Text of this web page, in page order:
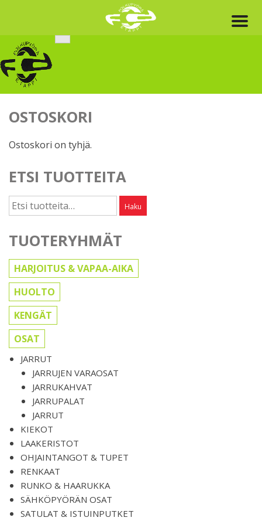
content
OSTOSKORI
Ostoskori on tyhjä.
ETSI TUOTTEITA
Etsi: Haku
TUOTERYHMÄT
HARJOITUS & VAPAA-AIKA
HUOLTO
KENGÄT
OSAT
JARRUT
JARRUJEN VARAOSAT
JARRUKAHVAT
JARRUPALAT
JARRUT
KIEKOT
LAAKERISTOT
OHJAINTANGOT & TUPET
RENKAAT
RUNKO & HAARUKKA
SÄHKÖPYÖRÄN OSAT
SATULAT & ISTUINPUTKET